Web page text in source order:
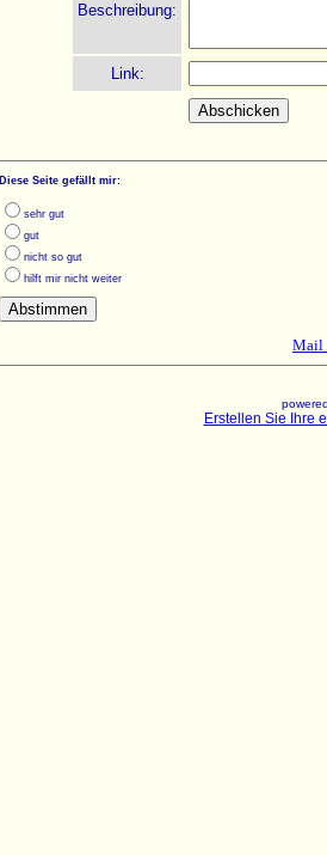
Beschreibung:
Link:
Diese Seite gefällt mir:
sehr gut
gut
nicht so gut
hilft mir nicht weiter
Mail
Erstellen Sie Ihre